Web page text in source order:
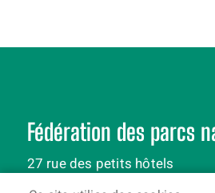
Fédération des parcs
27 rue des petits hôtels